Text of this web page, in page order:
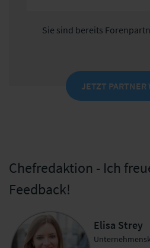
Sie sind bereits
JETZT PARTNER
Chefredaktion - Ich
Feedback!
Elisa Strey